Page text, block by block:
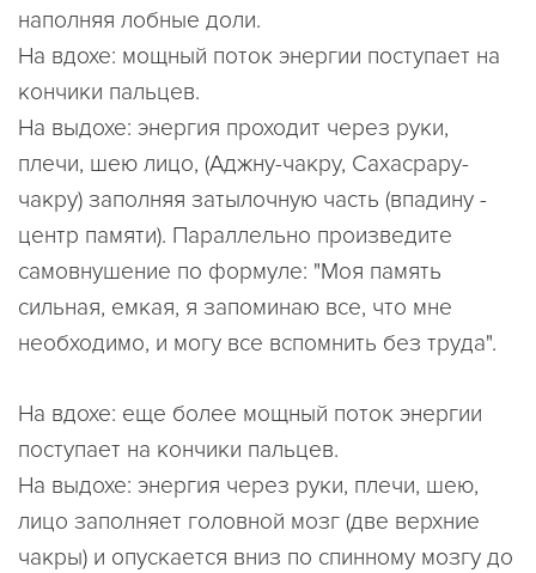
наполняя лобные доли.
На вдохе: мощный поток энергии поступает на
кончики пальцев.
На выдохе: энергия проходит через руки,
плечи, шею лицо, (Аджну-чакру, Сахасрару-
чакру) заполняя затылочную часть (впадину -
центр памяти). Параллельно произведите
самовнушение по формуле: "Моя память
сильная, емкая, я запоминаю все, что мне
необходимо, и могу все вспомнить без труда".
На вдохе: еще более мощный поток энергии
поступает на кончики пальцев.
На выдохе: энергия через руки, плечи, шею,
лицо заполняет головной мозг (две верхние
чакры) и опускается вниз по спинному мозгу до